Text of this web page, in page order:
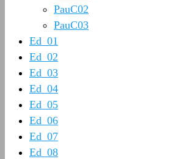
PauC02
PauC03
Ed_01
Ed_02
Ed_03
Ed_04
Ed_05
Ed_06
Ed_07
Ed_08